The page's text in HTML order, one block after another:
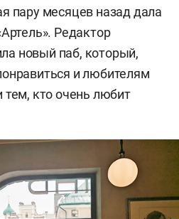
пару месяцев назад дала
Редактор
новый паб, который,
и любителям
тем, кто очень любит